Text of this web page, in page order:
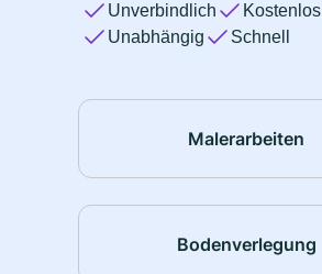
Unverbindlich
Kostenlos
Unabhängig
Schnell
Malerarbeiten
Bodenverlegung